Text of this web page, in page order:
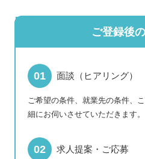
ご登録後
面談（ヒアリング）
ご希望の条件、就業先の条件、
細にお伺いさせていただきます。
求人提案・ご応募